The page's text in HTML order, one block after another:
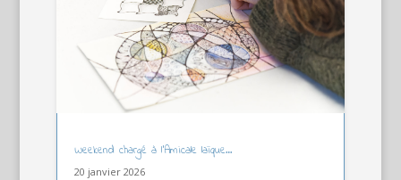
Weekend chargé à l’Amicale laïque…
20 janvier 2026